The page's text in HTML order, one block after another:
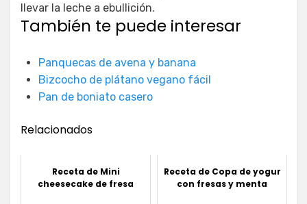
llevar la leche a ebullición.
También te puede interesar
Panquecas de avena y banana
Bizcocho de plátano vegano fácil
Pan de boniato casero
Relacionados
Receta de Mini
cheesecake de fresa
Receta de Copa de yogur
con fresas y menta